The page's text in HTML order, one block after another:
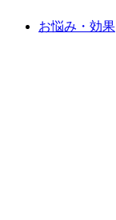
お悩み・効果